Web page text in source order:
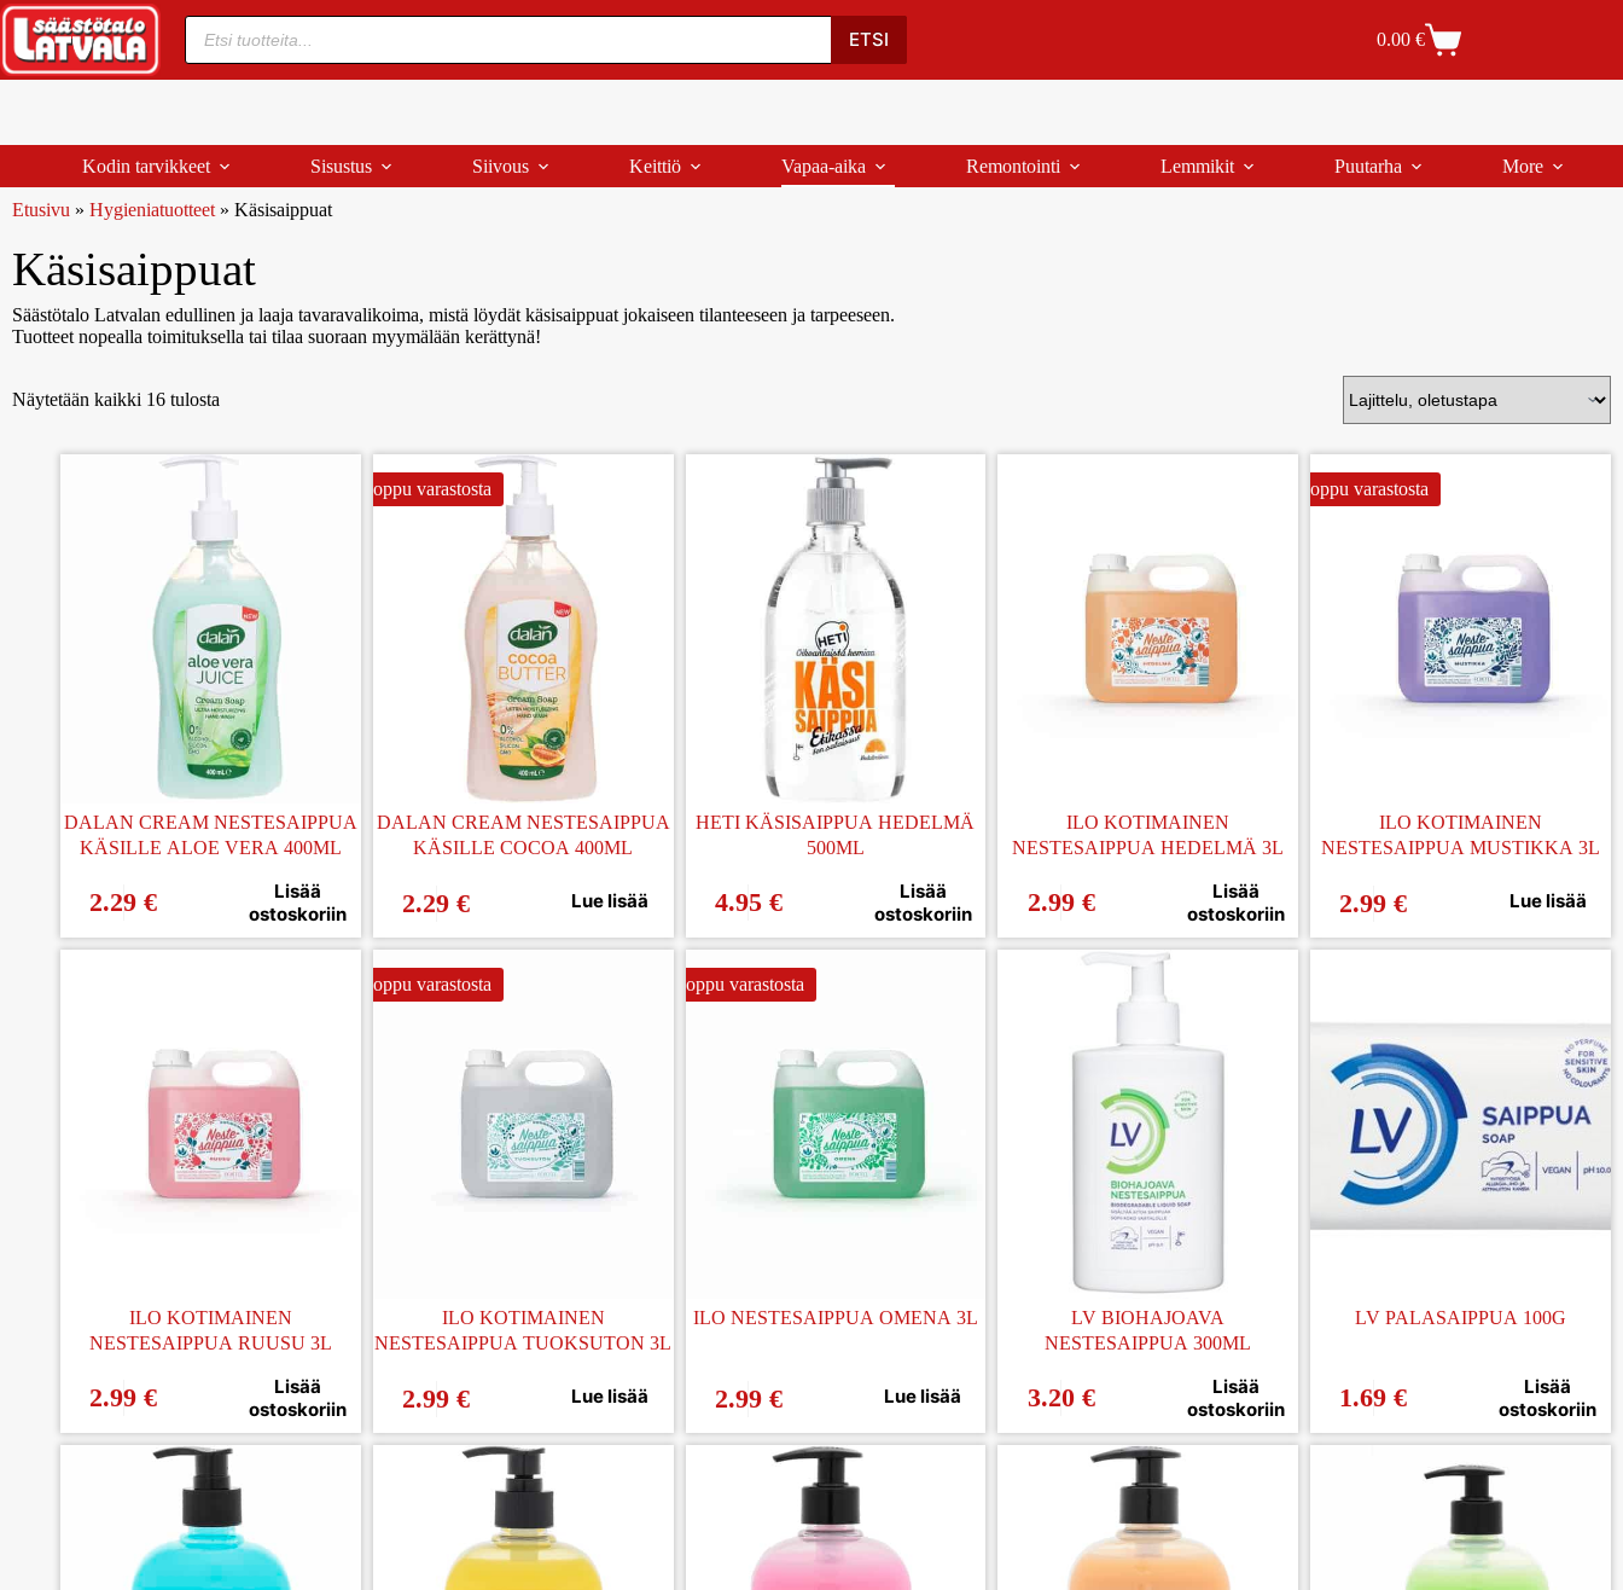
Oma Tili Ostoskori Yhteystiedot Tilauksen peruutus
ETSI 0.00 €
Kodin tarvikkeet Sisustus Siivous Keittiö Vapaa-aika Remontointi Lemmikit Puutarha More
Etusivu » Hygieniatuotteet » Käsisaippuat
Käsisaippuat
Säästötalo Latvalan edullinen ja laaja tavaravalikoima, mistä löydät käsisaippuat jokaiseen tilanteeseen ja tarpeeseen.
Tuotteet nopealla toimituksella tai tilaa suoraan myymälään kerättynä!
Näytetään kaikki 16 tulosta
DALAN CREAM NESTESAIPPUA
KÄSILLE ALOE VERA 400ML
2.29€
Lisää
ostoskoriin
Loppu varastosta
DALAN CREAM NESTESAIPPUA
KÄSILLE COCOA 400ML
2.29 € Lue lisää
HETI KÄSISAIPPUA HEDELMÄ
500ML
4.95 €
Lisää
ostoskoriin
ILO KOTIMAINEN
NESTESAIPPUA HEDELMÄ 3L
2.99 €
Lisää
ostoskoriin
Loppu varastosta
ILO KOTIMAINEN
NESTESAIPPUA MUSTIKKA 3L
2.99€ Lue lisää
ILO KOTIMAINEN
NESTESAIPPUA RUUSU 3L
2.99€
Lisää
ostoskoriin
Loppu varastosta
ILO KOTIMAINEN
NESTESAIPPUA TUOKSUTON 3L
2.99 € Lue lisää
Loppu varastosta
ILO NESTESAIPPUA OMENA 3L
2.99 € Lue lisää
LV BIOHAJOAVA
NESTESAIPPUA 300ML
3.20 €
Lisää
ostoskoriin
LV PALASAIPPUA 100G
1.69€
Lisää
ostoskoriin